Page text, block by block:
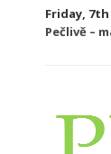
Friday,
Pečlivě –